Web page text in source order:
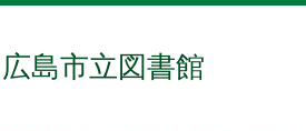
広島市立図書館